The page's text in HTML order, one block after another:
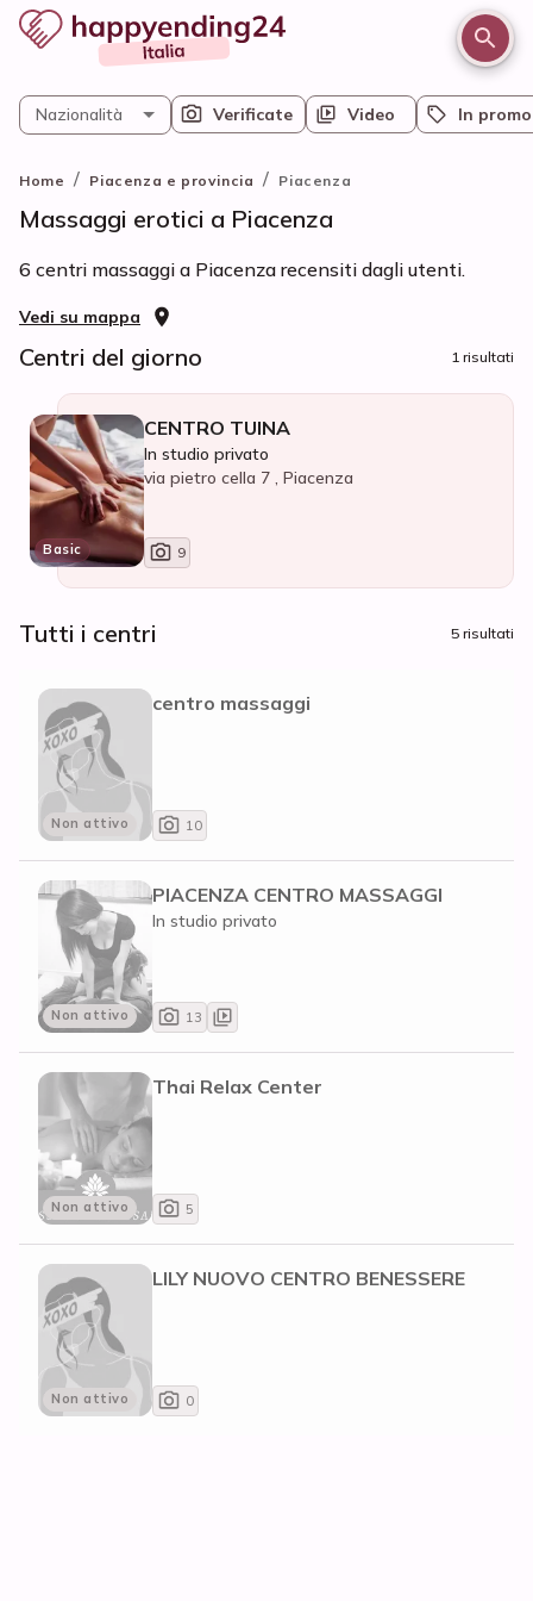
Verificate Video In promo
Nazionalità
Home / Piacenza e provincia / Piacenza
Massaggi erotici a Piacenza
6 centri massaggi a Piacenza recensiti dagli utenti.
Vedi su mappa
Centri del giorno 1 risultati
Basic
CENTRO TUINA
In studio privato
via pietro cella 7 , Piacenza
9
Tutti i centri 5 risultati
Non attivo
centro massaggi
10
Non attivo
PIACENZA CENTRO MASSAGGI
In studio privato
13
Non attivo
Thai Relax Center
5
Non attivo
LILY NUOVO CENTRO BENESSERE
0